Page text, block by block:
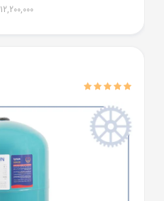
12,200,000